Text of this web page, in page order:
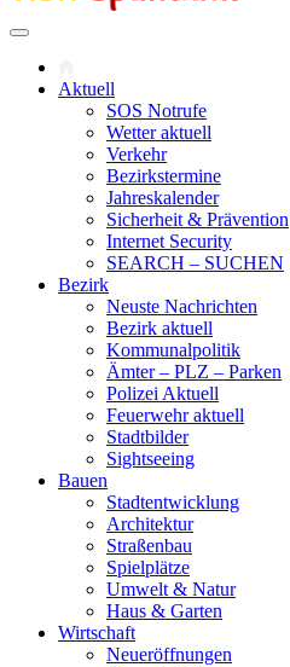
Aktuell
SOS Notrufe
Wetter aktuell
Verkehr
Bezirkstermine
Jahreskalender
Sicherheit & Prävention
Internet Security
SEARCH – SUCHEN
Bezirk
Neuste Nachrichten
Bezirk aktuell
Kommunalpolitik
Ämter – PLZ – Parken
Polizei Aktuell
Feuerwehr aktuell
Stadtbilder
Sightseeing
Bauen
Stadtentwicklung
Architektur
Straßenbau
Spielplätze
Umwelt & Natur
Haus & Garten
Wirtschaft
Neueröffnungen